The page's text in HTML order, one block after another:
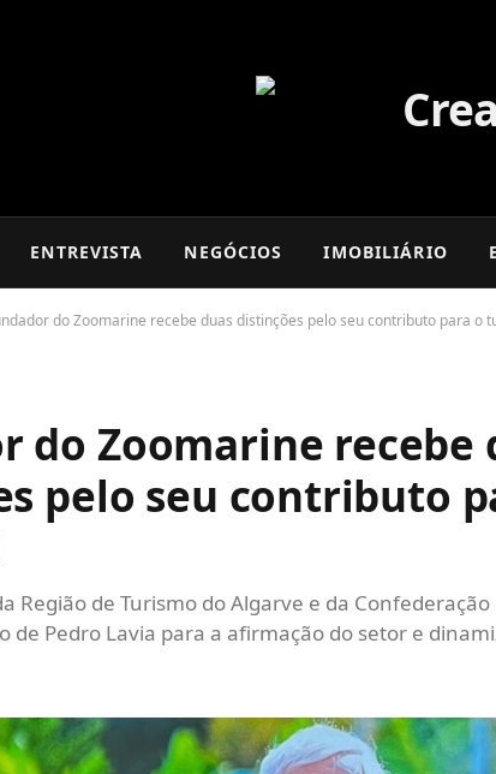
ENTREVISTA NEGÓCIOS IMOBILIÁRIO
do Zoomarine recebe duas distinções pelo seu contributo para o
do Zoomarine recebe
pelo seu contributo
Região de Turismo do Algarve e da
de Pedro Lavia para a afirmação do setor e